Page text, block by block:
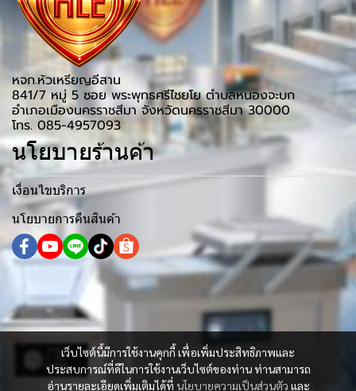
เว็บไซต์นี้มีการใช้งานคุกกี้ เพื่อเพิ่มประสิทธิภาพและ
ประสบการณ์ที่ดีในการใช้งานเว็บไซต์ของท่าน ท่านสามารถ
อ่านรายละเอียดเพิ่มเติมได้ที่ นโยบายความเป็นส่วนตัว และ
หจก.หัวเหรียญอีสาน
841/7 หมู่ 5 ซอย พระพุทธศรีไชยโย ตำบลหนองจะบก
อำเภอเมืองนครราชสีมา จังหวัดนครราชสีมา 30000
โทร. 085-4957093
นโยบายร้านค้า
เงื่อนไขบริการ
นโยบายการคืนสินค้า